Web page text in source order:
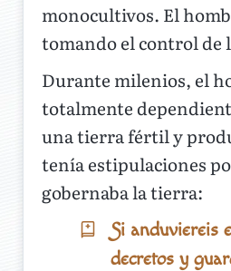
monocultivos. El
tomando el control de
Durante milenios, el
totalmente
una tierra fértil y
tenía estipulaciones
gobernaba la tierra:
Si anduviereis
decretos y